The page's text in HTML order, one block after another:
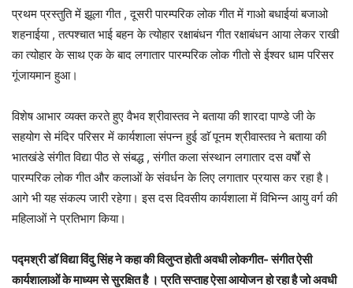
प्रथम प्रस्तुति में झूला गीत , दूसरी पारम्परिक लोक गीत में गाओ बधाईयां बजाओ
शहनाईया , तत्पश्चात भाई बहन के त्योहार रक्षाबंधन गीत रक्षाबंधन आया लेकर राखी
का त्योहार के साथ एक के बाद लगातार पारम्परिक लोक गीतो से ईश्वर धाम परिसर
गूंजायमान हुआ।
विशेष आभार‌ व्यक्त करते हुए वैभव श्रीवास्तव ने बताया की शारदा पाण्डे जी के
सहयोग से मंदिर परिसर में कार्यशाला संपन्न हुई डाॅ पूनम श्रीवास्तव ने बताया की
भातखंडे संगीत विद्या पीठ से संबद्ध , संगीत कला संस्थान लगातार दस वर्षों से
पारम्परिक लोक गीत और कलाओं के संवर्धन के लिए लगातार प्रयास कर रहा है।
आगे भी यह संकल्प जारी रहेगा। इस दस दिवसीय कार्यशाला में विभिन्न आयु वर्ग की
महिलाओं ने प्रतिभाग किया।
पद्मश्री डॉ विद्या विंदु सिंह ने कहा की विलुप्त होती अवधी लोकगीत- संगीत ऐसी
कार्यशालाओं के माध्यम से सुरक्षित है । प्रति सप्ताह ऐसा आयोजन हो रहा है जो अवधी